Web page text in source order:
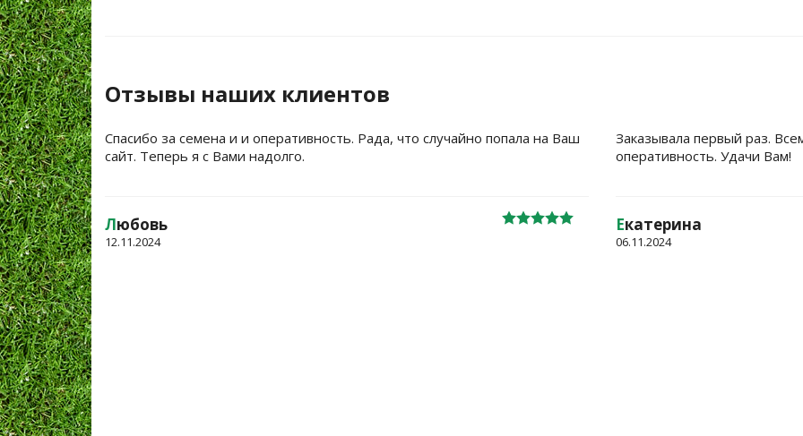
Отзывы наших клиентов
Спасибо за семена и и оперативность. Рада, что случайно попала на Ваш
сайт. Теперь я с Вами надолго.
Любовь
12.11.2024
Заказывала первый раз.
оперативность. Удачи Вам!
Екатерина
06.11.2024